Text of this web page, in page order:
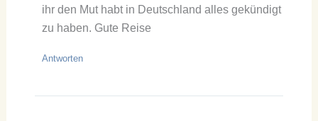
ihr den Mut habt in Deutschland alles gekündigt
zu haben. Gute Reise
Antworten